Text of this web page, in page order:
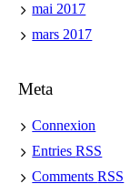
mai 2017
mars 2017
Meta
Connexion
EntriesRSS
CommentsRSS